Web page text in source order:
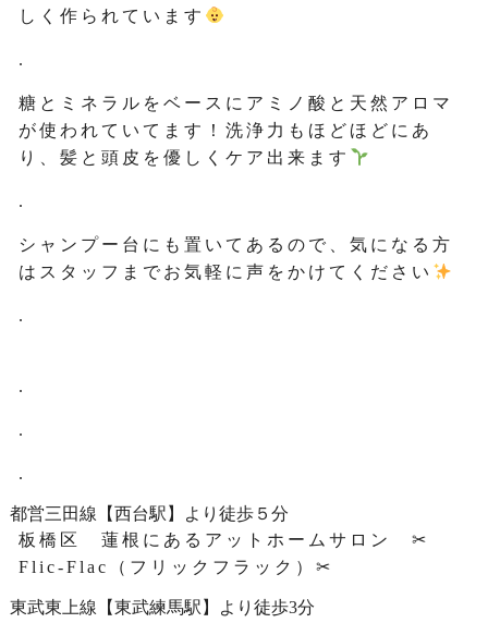
しく作られています
.
糖とミネラルをベースにアミノ酸と天然アロマ
が使われていてます！洗浄力もほどほどにあ
り、髪と頭皮を優しくケア出来ます
.
シャンプー台にも置いてあるので、気になる方
はスタッフまでお気軽に声をかけてください
.
.
.
.
都営三田線【西台駅】より徒歩５分
板橋区 蓮根にあるアットホームサロン ✂
Flic-Flac（フリックフラック）✂
東武東上線【東武練馬駅】より徒歩3分